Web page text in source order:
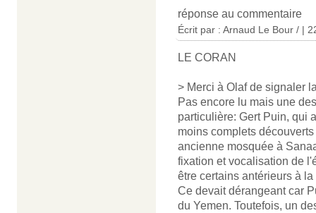
réponse au commentaire
Écrit par : Arnaud Le Bour / |
LE CORAN
> Merci à Olaf de signaler
Pas encore lu mais une
particulière: Gert Puin, qui
moins complets
ancienne mosquée à
fixation et vocalisation de
être certains antérieurs à
Ce devait dérangeant car
du Yemen. Toutefois, un